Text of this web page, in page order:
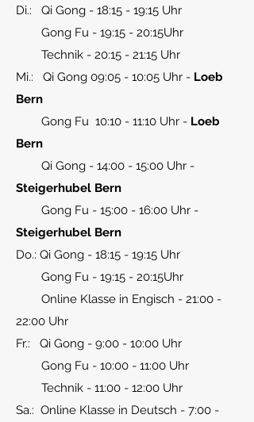
Di.: Qi Gong - 18:15 - 19:15 Uhr
Gong Fu - 19:15 - 20:15Uhr
Technik - 20:15 - 21:15 Uhr
Mi.: Qi Gong 09:05 - 10:05 Uhr - Loeb
Bern
Gong Fu 10:10 - 11:10 Uhr - Loeb
Bern
Qi Gong - 14:00 - 15:00 Uhr -
Steigerhubel Bern
Gong Fu - 15:00 - 16:00 Uhr -
Steigerhubel Bern
Do.: Qi Gong - 18:15 - 19:15 Uhr
Gong Fu - 19:15 - 20:15Uhr
Online Klasse in Engisch - 21:00 -
22:00 Uhr
Fr.: Qi Gong - 9:00 - 10:00 Uhr
Gong Fu - 10:00 - 11:00 Uhr
Technik - 11:00 - 12:00 Uhr
Sa.: Online Klasse in Deutsch - 7:00 -